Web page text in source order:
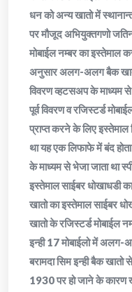
धन को अन्य खातो में
पर मौजूद अभियुक्तगणो जतिन
मोबाईल नम्बर का इस्तेमाल
अनुसार अलग-अलग बैक
विवरण व्हटसअप के माध्यम
पूर्व विवरण व रजिस्टर्ड
प्राप्त करने के लिए इस्तेमाल
था यह एक लिफाफे में बंद होता
के माध्यम से भेजा जाता था
इस्तेमाल साईबर धोखाधडी
खातो का इस्तेमाल साईबर
खातो के रजिस्टर्ड मोबाईल
इन्ही 17 मोबाईलो में अलग-
बरामदा सिम इन्ही बैक
1930 पर हो जाने के कारण